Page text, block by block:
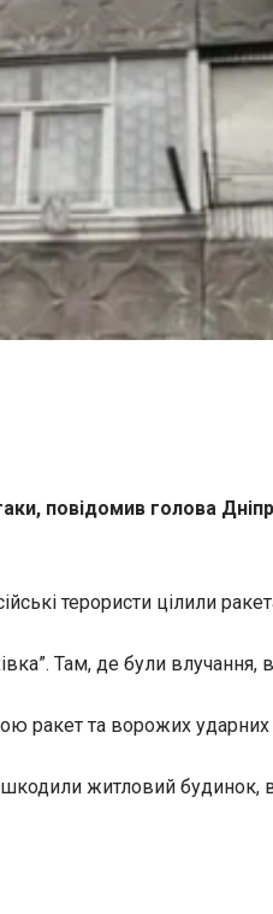
повідомив голова
терористи цілили
Там, де були влучання,
ракет та ворожих
житловий будинок,